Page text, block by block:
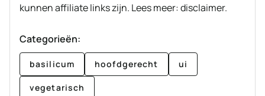
kunnen affiliate links zijn. Lees meer: disclaimer.
Categorieën:
basilicum hoofdgerecht ui
vegetarisch